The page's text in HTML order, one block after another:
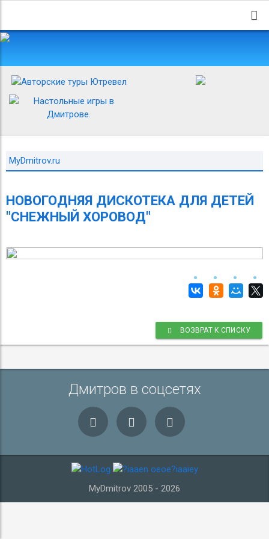
MyDmitrov.ru
НОВОГОДНЯЯ ДИСКОТЕКА ДЛЯ ДЕТЕЙ
"СНЕЖНЫЙ ХОРОВОД"
ВОЗВРАТ К СПИСКУ
Дмитров в соцсетях
MyDmitrov 2005 - 2026